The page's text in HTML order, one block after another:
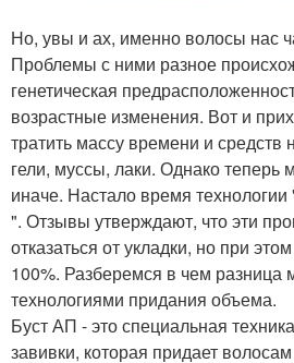
Но, увы и ах, именно волосы нас
Проблемы с ними разное
генетическая
возрастные изменения. Вот и
тратить массу времени и средств
гели, муссы, лаки. Однако теперь
иначе. Настало время
". Отзывы утверждают, что эти
отказаться от укладки, но при
100%. Разберемся в чем
технологиями придания объема.
Буст АП - это специальная
завивки, которая придает